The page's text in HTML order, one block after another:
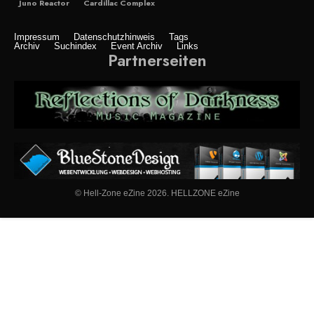
Juno Reactor
Cardillac Complex
Impressum Datenschutzhinweis
Tags
Archiv
Suchindex Event Archiv Links
Partnerseiten
© Hell-Zone eZine 2026. HELLZONE eZine